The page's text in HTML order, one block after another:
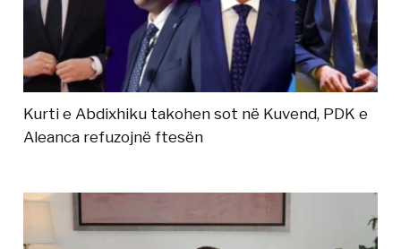
Kurti e Abdixhiku takohen sot në Kuvend, PDK e
Aleanca refuzojnë ftesën